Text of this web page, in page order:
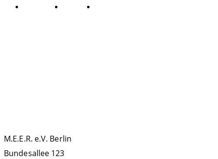
Allgemein General
M.E.E.R. e.V. Berlin
Bundesallee 123